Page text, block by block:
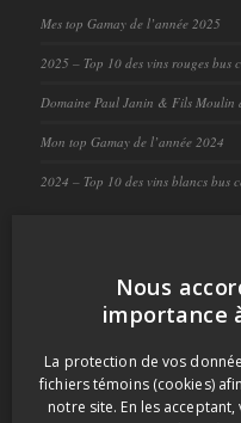
Mes top Gamay de l’année 2025
2025 – Top 10 des vins rouges bus
Domaine Paul Janin & Fils Moulin
Mon top Gamay de l’année 2024
2024 – Top 10 des vins blancs bus
dansmonverredans
Francine Collettedans
Nous
importance
La protection de vos
fichiers témoins (cookies)
notre site. En les